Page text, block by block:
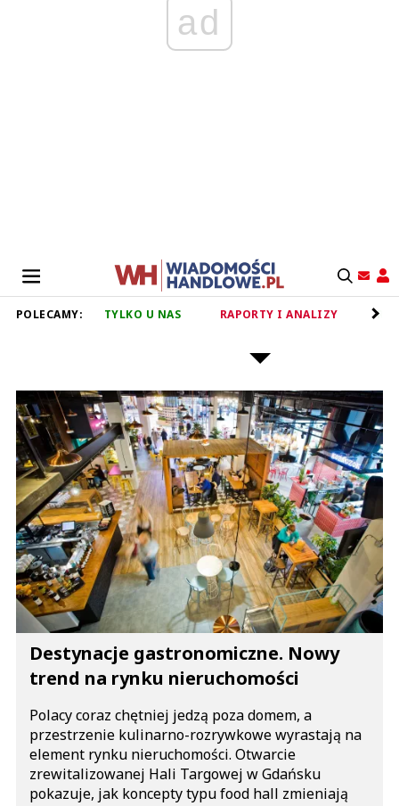
ad
POLECAMY: TYLKO U NAS RAPORTY I ANALIZY
Destynacje gastronomiczne. Nowy
trend na rynku nieruchomości
Polacy coraz chętniej jedzą poza domem, a
przestrzenie kulinarno-rozrywkowe wyrastają na
element rynku nieruchomości. Otwarcie
zrewitalizowanej Hali Targowej w Gdańsku
pokazuje, jak koncepty typu food hall zmieniają